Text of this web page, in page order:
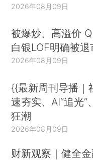
2026年08月09日
被爆炒、高溢价
白银LOF明确被退
2026年08月09日
{{最新周刊导播｜
速夯实、AI“追光”
狂潮
2026年08月09日
财新观察｜健全